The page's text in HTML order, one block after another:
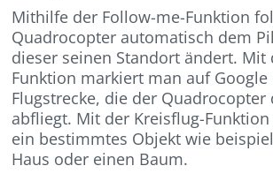
Mithilfe der Follow-me-Funktion
Quadrocopter automatisch dem
dieser seinen Standort ändert. Mit
Funktion markiert man auf Google
Flugstrecke, die der
abfliegt. Mit der Kreisflug-
ein bestimmtes Objekt wie
Haus oder einen Baum.